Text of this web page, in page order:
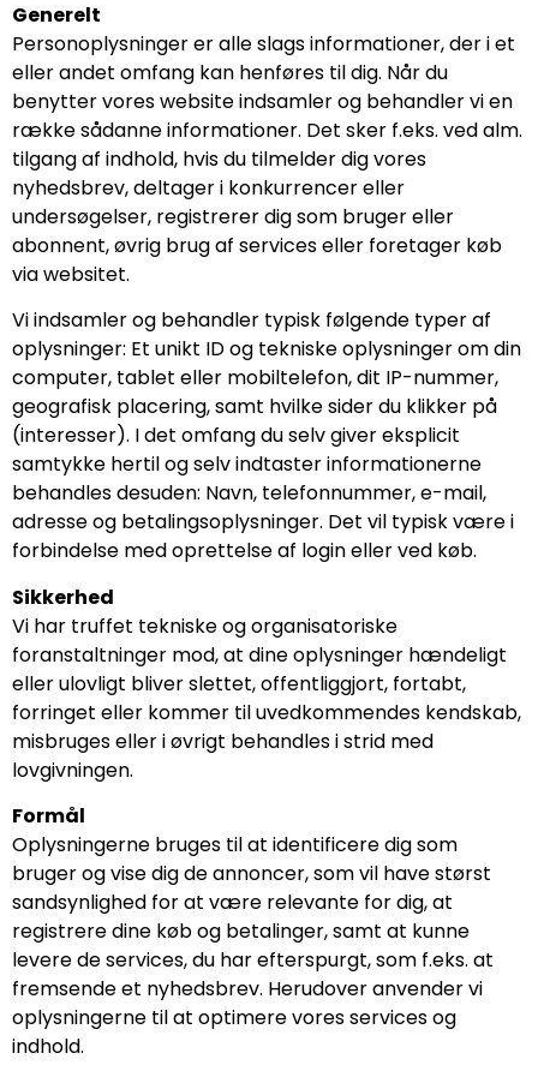
Generelt
Personoplysninger er alle slags informationer, der i et
eller andet omfang kan henføres til dig. Når du
benytter vores website indsamler og behandler vi en
række sådanne informationer. Det sker f.eks. ved alm.
tilgang af indhold, hvis du tilmelder dig vores
nyhedsbrev, deltager i konkurrencer eller
undersøgelser, registrerer dig som bruger eller
abonnent, øvrig brug af services eller foretager køb
via websitet.
Vi indsamler og behandler typisk følgende typer af
oplysninger: Et unikt ID og tekniske oplysninger om din
computer, tablet eller mobiltelefon, dit IP-nummer,
geografisk placering, samt hvilke sider du klikker på
(interesser). I det omfang du selv giver eksplicit
samtykke hertil og selv indtaster informationerne
behandles desuden: Navn, telefonnummer, e-mail,
adresse og betalingsoplysninger. Det vil typisk være i
forbindelse med oprettelse af login eller ved køb.
Sikkerhed
Vi har truffet tekniske og organisatoriske
foranstaltninger mod, at dine oplysninger hændeligt
eller ulovligt bliver slettet, offentliggjort, fortabt,
forringet eller kommer til uvedkommendes kendskab,
misbruges eller i øvrigt behandles i strid med
lovgivningen.
Formål
Oplysningerne bruges til at identificere dig som
bruger og vise dig de annoncer, som vil have størst
sandsynlighed for at være relevante for dig, at
registrere dine køb og betalinger, samt at kunne
levere de services, du har efterspurgt, som f.eks. at
fremsende et nyhedsbrev. Herudover anvender vi
oplysningerne til at optimere vores services og
indhold.